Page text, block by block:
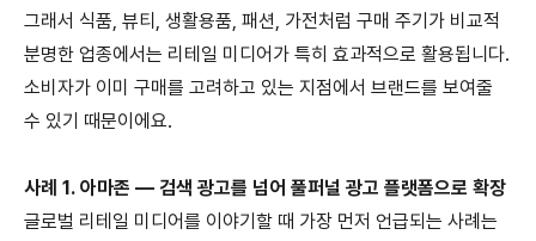
그래서 식품 뷰티 생활용품 패션 가전처럼 구매 주기가 비교적
분명한 업종에서는 리테일 미디어가 특히 효과적으로 활용됩니다.
소비자가 이미 구매를 고려하고 있는 지점에서 브랜드를 보여줄
수 있기 때문이에요.
사례 1. 아마존 — 검색 광고를 넘어 풀퍼널 광고 플랫폼으로 확장
글로벌 리테일 미디어를 이야기할 때 가장 먼저 언급되는 사례는